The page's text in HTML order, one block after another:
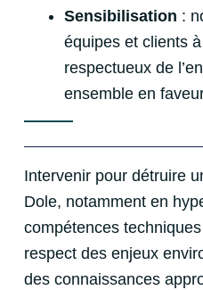
Sensibilisation :
équipes et clients
respectueux de
ensemble en
Intervenir pour détruire
Dole, notamment en
compétences
respect des enjeux
des connaissances